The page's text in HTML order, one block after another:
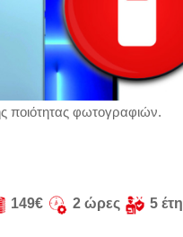
ποιότητας φωτογραφιών.
149€ 2 ώρες 5 έτη